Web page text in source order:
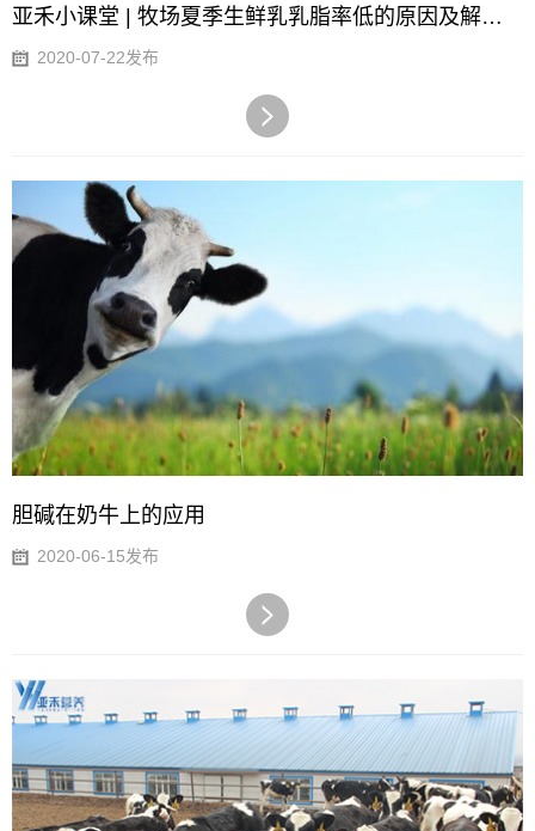
亚禾小课堂 | 牧场夏季生鲜乳乳脂率低的原因及解决办法
2020-07-22发布
胆碱在奶牛上的应用
2020-06-15发布